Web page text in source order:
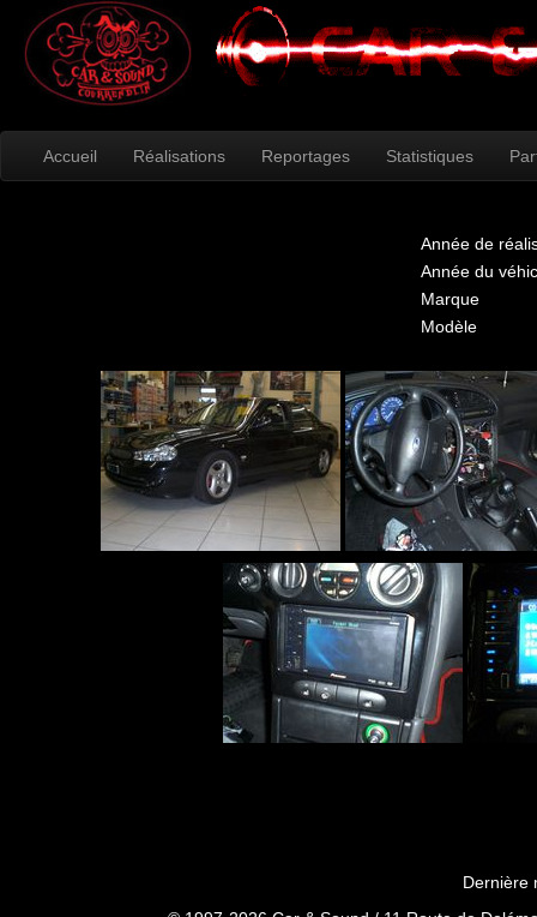
Accueil Réalisations Reportages Statistiques
Année de
Année du
Marque
Modèle
Dernière